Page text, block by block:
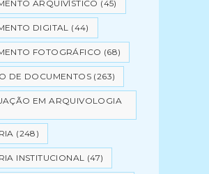
ARQUIVÍSTICO (45)
DIGITAL (44)
FOTOGRÁFICO (68)
DE DOCUMENTOS (263)
EM ARQUIVOLOGIA
(248)
INSTITUCIONAL (47)